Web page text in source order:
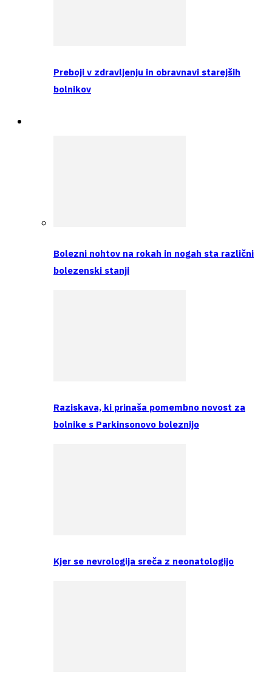
Preboji v zdravljenju in obravnavi starejših
bolnikov
Bolezni nohtov na rokah in nogah sta različni
bolezenski stanji
Raziskava, ki prinaša pomembno novost za
bolnike s Parkinsonovo boleznijo
Kjer se nevrologija sreča z neonatologijo